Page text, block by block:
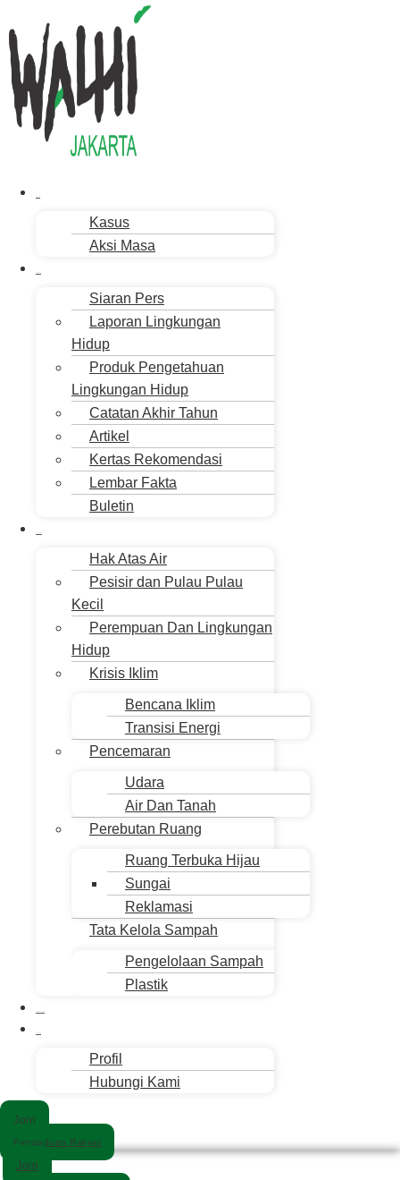
Menu
Kasus
Aksi Masa
Siaran Pers
Laporan Lingkungan
Hidup
Produk Pengetahuan
Lingkungan Hidup
Catatan Akhir Tahun
Artikel
Kertas Rekomendasi
Lembar Fakta
Buletin
Hak Atas Air
Pesisir dan Pulau Pulau
Kecil
Perempuan Dan Lingkungan
Hidup
Krisis Iklim
Bencana Iklim
Transisi Energi
Pencemaran
Udara
Air Dan Tanah
Perebutan Ruang
Ruang Terbuka Hijau
Sungai
Reklamasi
Tata Kelola Sampah
Pengelolaan Sampah
Plastik
Profil
Hubungi Kami
Join
Pengaduan Rakyat
Join